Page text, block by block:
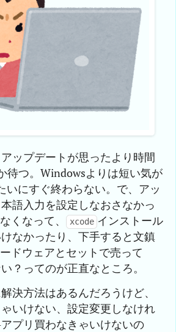
ップデートが思ったより時間
待つ。Windowsよりは短い気が
いにすぐ終わらない。で、アッ
語入力を設定しなおさなかっ
くなって、 xcode インストール
なかったり、下手すると文鎮
ドウェアとセットで売って
？ってのが正直なところ。
決方法はあるんだろうけど、
いけない、設定変更しなけれ
プリ買わなきゃいけないの